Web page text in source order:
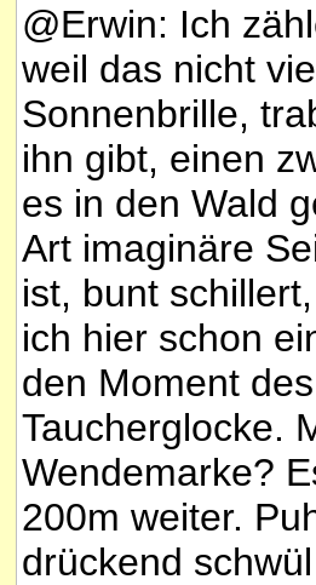
@Erwin: Ich
weil das nicht
Sonnenbrille,
ihn gibt, einen
es in den Wald
Art imaginäre
ist, bunt
ich hier schon
den Moment
Taucherglocke.
Wendemarke?
200m weiter.
drückend